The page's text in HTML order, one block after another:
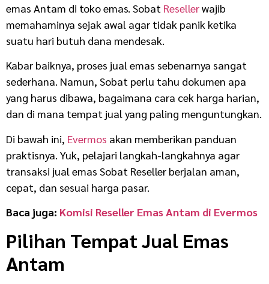
emas Antam di toko emas. Sobat Resellerwajib
memahaminya sejak awal agar tidak panik ketika
suatu hari butuh dana mendesak.
Kabar baiknya, proses jual emas sebenarnya sangat
sederhana. Namun, Sobat perlu tahu dokumen apa
yang harus dibawa, bagaimana cara cek harga harian,
dan di mana tempat jual yang paling menguntungkan.
Di bawah ini, Evermos akan memberikan panduan
praktisnya. Yuk, pelajari langkah-langkahnya agar
transaksi jual emas Sobat Reseller berjalan aman,
cepat, dan sesuai harga pasar.
Baca juga: Komisi Reseller Emas Antam di Evermos
Pilihan Tempat Jual Emas
Antam